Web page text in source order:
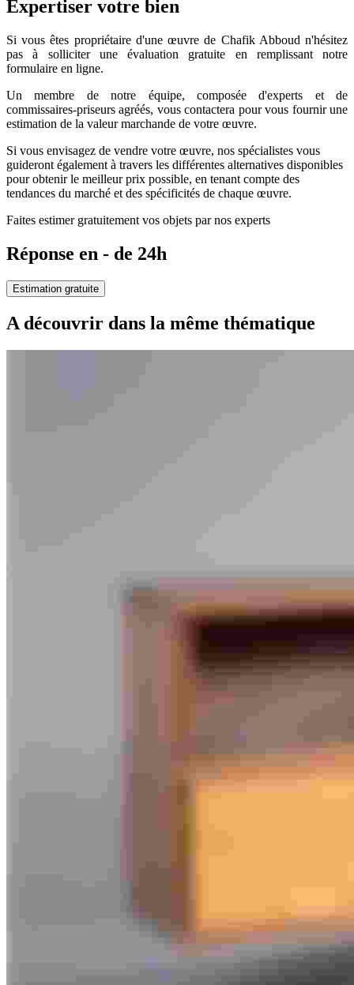
Expertiser votre bien
Si vous êtes propriétaire d'une œuvre de Chafik Abboud n'hésitez
pas à solliciter une évaluation gratuite en remplissant notre
formulaire en ligne.
Un membre de notre équipe, composée d'experts et de
commissaires-priseurs agréés, vous contactera pour vous fournir une
estimation de la valeur marchande de votre œuvre.
Si vous envisagez de vendre votre œuvre, nos spécialistes vous
guideront également à travers les différentes alternatives disponibles
pour obtenir le meilleur prix possible, en tenant compte des
tendances du marché et des spécificités de chaque œuvre.
Faites estimer gratuitement vos objets par nos experts
Réponse en - de 24h
Estimation gratuite
A découvrir dans la même thématique